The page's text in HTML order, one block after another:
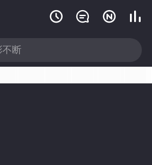
   